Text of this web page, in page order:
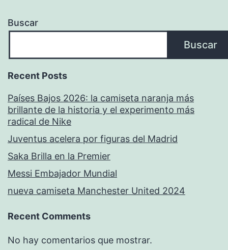
Buscar
Buscar
Recent Posts
Países Bajos 2026: la camiseta naranja más
brillante de la historia y el experimento más
radical de Nike
Juventus acelera por figuras del Madrid
Saka Brilla en la Premier
Messi Embajador Mundial
nueva camiseta Manchester United 2024
Recent Comments
No hay comentarios que mostrar.